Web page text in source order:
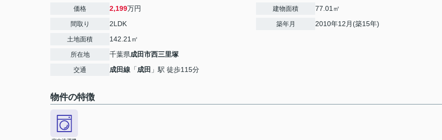
価格 2,199万円
間取り 2LDK
土地面積 142.21㎡
所在地 千葉県成田市西三里塚
交通 成田線 「成田 」駅 徒歩115分
建物面積 77.01㎡
築年月 2010年12月(築15年)
物件の特徴